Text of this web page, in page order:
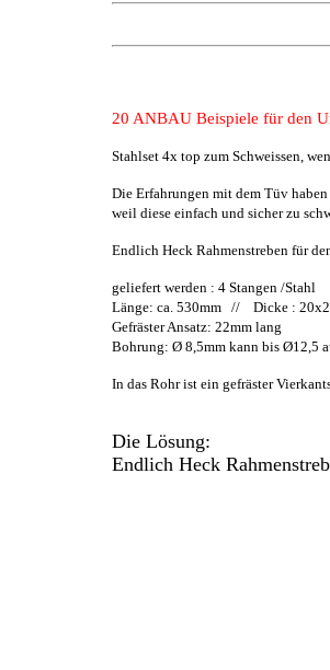
20 ANBAU Beispiele für den
Stahlset 4x top zum Schweissen,
Die Erfahrungen mit dem Tüv
weil diese einfach und sicher zu
Endlich Heck Rahmenstreben für
geliefert werden : 4 Stangen /Stahl
Länge: ca. 530mm // Dicke :
Gefräster Ansatz: 22mm lang
Bohrung: Ø 8,5mm kann bis Ø12,5
In das Rohr ist ein gefräster
Die Lösung:
Endlich Heck